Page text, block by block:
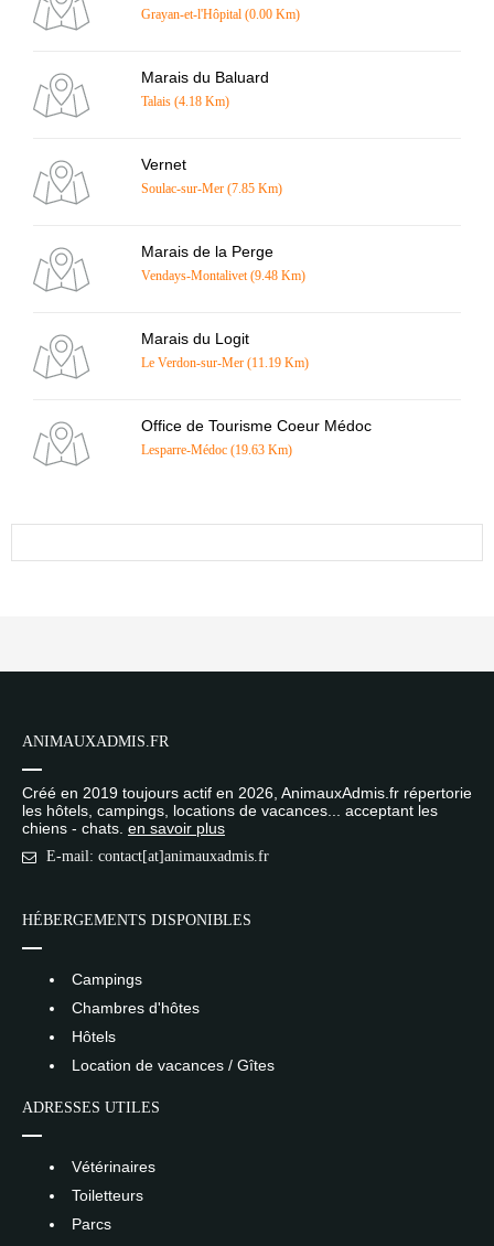
Grayan-et-l'Hôpital (0.00 Km)
Marais du Baluard
Talais (4.18 Km)
Vernet
Soulac-sur-Mer (7.85 Km)
Marais de la Perge
Vendays-Montalivet (9.48 Km)
Marais du Logit
Le Verdon-sur-Mer (11.19 Km)
Office de Tourisme Coeur Médoc
Lesparre-Médoc (19.63 Km)
ANIMAUXADMIS.FR
Créé en 2019 toujours actif en 2026, AnimauxAdmis.fr répertorie
les hôtels, campings, locations de vacances... acceptant les
chiens - chats. en savoir plus
E-mail: contact[at]animauxadmis.fr
HÉBERGEMENTS DISPONIBLES
Campings
Chambres d'hôtes
Hôtels
Location de vacances / Gîtes
ADRESSES UTILES
Vétérinaires
Toiletteurs
Parcs